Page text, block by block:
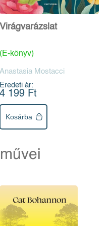
Virágvarázslat
(E-könyv)
Anastasia Mostacci
Eredeti ár:
4 199 Ft
Kosárba